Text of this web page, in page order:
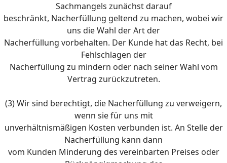
Sachmangels zunächst darauf
beschränkt, Nacherfüllung geltend zu machen, wobei wir
uns die Wahl der Art der
Nacherfüllung vorbehalten. Der Kunde hat das Recht, bei
Fehlschlagen der
Nacherfüllung zu mindern oder nach seiner Wahl vom
Vertrag zurückzutreten.
(3) Wir sind berechtigt, die Nacherfüllung zu verweigern,
wenn sie für uns mit
unverhältnismäßigen Kosten verbunden ist. An Stelle der
Nacherfüllung kann dann
vom Kunden Minderung des vereinbarten Preises oder